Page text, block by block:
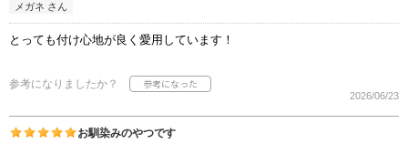
メガネ さん
とっても付け心地が良く愛用しています！
参考になりましたか？
2026/06/23
お馴染みのやつです